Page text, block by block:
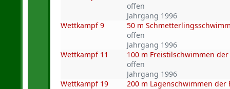
offen
Jahrgang 1996
Wettkampf 9
50 m
offen
Jahrgang 1996
Wettkampf 11
100 m Freistilschwimmen
offen
Jahrgang 1996
Wettkampf 19
200 m Lagenschwimmen der